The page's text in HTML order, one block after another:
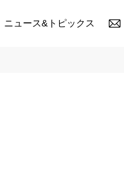
ニュース&トピックス